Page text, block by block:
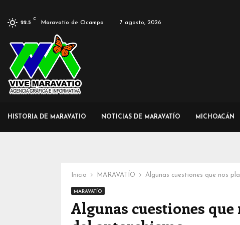
22.5
C
Maravatío de Ocampo 7 agosto, 2026
HISTORIA DE MARAVATIO NOTICIAS DE MARAVATÍO MICHOACÁN
Inicio MARAVATÍO Algunas cuestiones que nos
MARAVATÍO
Algunas cuestiones